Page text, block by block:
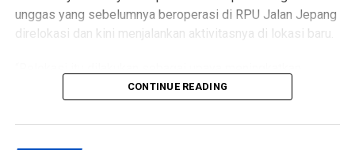
unggas yang sebelumnya beroperasi di RPU Jalan Jepang
direlokasi dan kini menjalankan aktivitasnya di lokasi baru.
kualitas pelayanan sekaligus menghadirkan fasilitas
lingkungan,” katanya Kamis (6/8/2026).
CONTINUE READING